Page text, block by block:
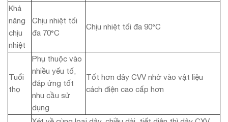
Khả
năng
chịu
nhiệt
Chịu nhiệt tối
đa 70°C
Chịu nhiệt tối đa 90°C
Tuổi
thọ
Phụ thuộc vào
nhiều yếu tố,
đáp ứng tốt
nhu cầu sử
dụng
Tốt hơn dây CVV nhờ vào vật liệu
cách điện cao cấp hơn